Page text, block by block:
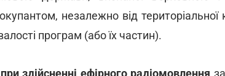
незалежно від територіальної
програм (або їх частин).
здійсненні ефірного радіомовлення